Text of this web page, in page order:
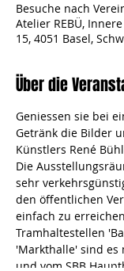
Besuche nach
Atelier REBÜ,
15, 4051 Basel,
Über die
Geniessen sie bei
Getränk die Bilder
Künstlers René
Die
sehr
den öffentlichen
einfach zu
Tramhaltestellen
'Markthalle' sind es
und vom SBB